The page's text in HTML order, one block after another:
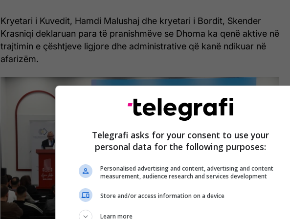
Kryetari i Kuvedit, Hamdi Malushaj dhe kryetari i Bordit, Skender
Krasniqi deklaruan para të pranishmëve se Dhoma ka qenë aktive në
trajtimin e çështjeve ligjore dhe administrative që kanë ndikuar në
afarizëm.
Telegrafi asks for your consent to use your
personal data for the following purposes:
Personalised advertising and content, advertising and content
measurement, audience research and services development
Store and/or access information on a device
Learn more